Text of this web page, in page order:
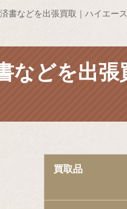
書などを出張買取｜ハイエー
などを出
買取品